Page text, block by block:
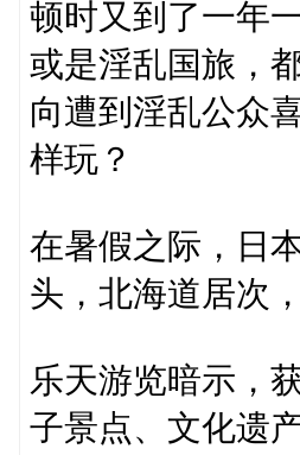
顿时又到了一年
或是淫乱国旅，
向遭到淫乱公众
样玩？
在暑假之际，日
头，北海道居次
乐天游览暗示，
子景点、文化遗